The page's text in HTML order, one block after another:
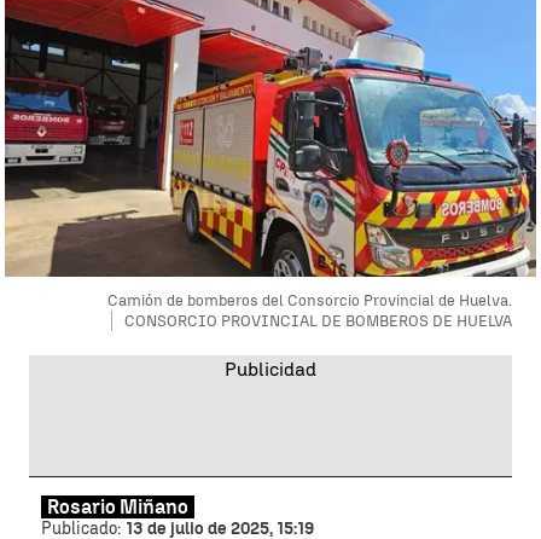
Camión de bomberos del Consorcio Provincial de Huelva.
CONSORCIO PROVINCIAL DE BOMBEROS DE HUELVA
Rosario Miñano
Publicado: 13 de julio de 2025, 15:19